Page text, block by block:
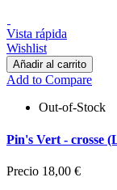
Vista rápida
Wishlist
Añadir al carrito
Add to Compare
Out-of-Stock
Pin's Vert - crosse
Precio 18,00 €